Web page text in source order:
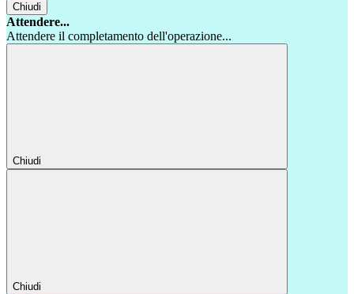
Chiudi
Attendere...
Attendere il completamento dell'operazione...
Chiudi
Chiudi